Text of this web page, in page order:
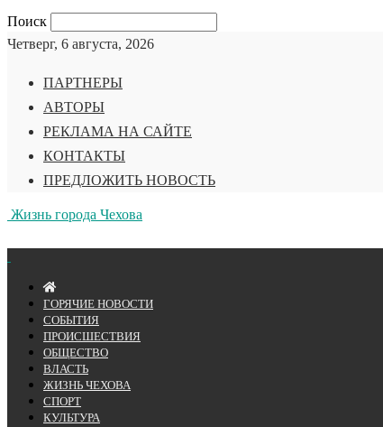
Поиск
Четверг, 6 августа, 2026
ПАРТНЕРЫ
АВТОРЫ
РЕКЛАМА НА САЙТЕ
КОНТАКТЫ
ПРЕДЛОЖИТЬ НОВОСТЬ
Жизнь города Чехова
ГОРЯЧИЕ НОВОСТИ
СОБЫТИЯ
ПРОИСШЕСТВИЯ
ОБЩЕСТВО
ВЛАСТЬ
ЖИЗНЬ ЧЕХОВА
СПОРТ
КУЛЬТУРА